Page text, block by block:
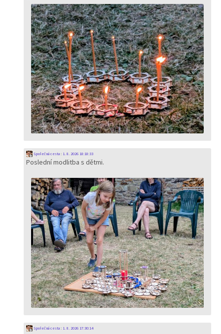
Společná cesta: 1. 8. 2026 18:18:33
Poslední modlitba s dětmi.
Společná cesta: 1. 8. 2026 17:30:14